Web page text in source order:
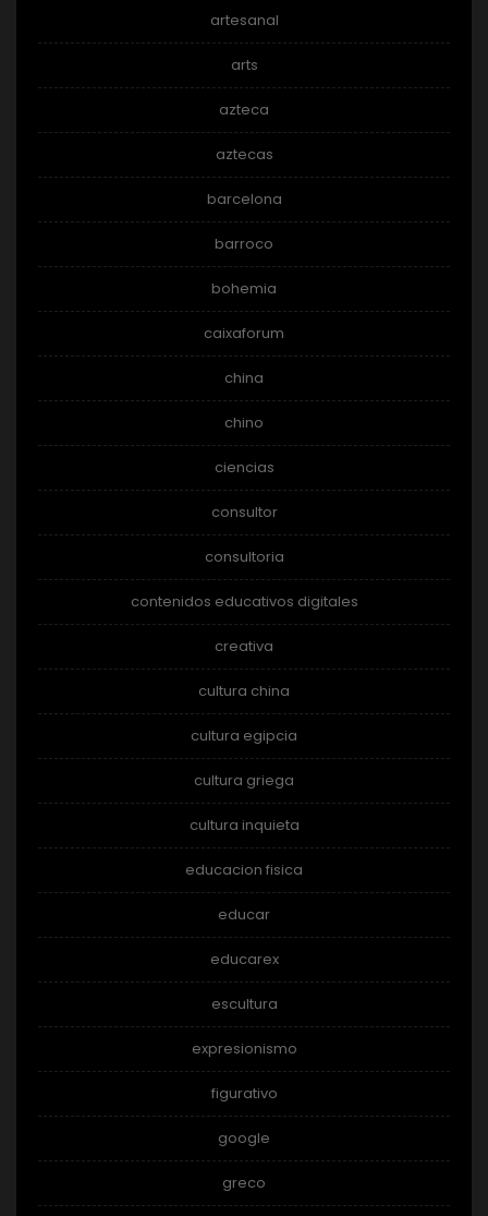
artesanal
arts
azteca
aztecas
barcelona
barroco
bohemia
caixaforum
china
chino
ciencias
consultor
consultoria
contenidos educativos digitales
creativa
cultura china
cultura egipcia
cultura griega
cultura inquieta
educacion fisica
educar
educarex
escultura
expresionismo
figurativo
google
greco